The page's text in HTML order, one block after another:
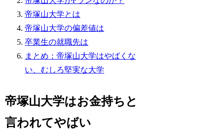
帝塚山大学とは
帝塚山大学の偏差値は
卒業生の就職先は
まとめ：帝塚山大学はやばくな
い、むしろ堅実な大学
帝塚山大学はお金持ちと
言われてやばい